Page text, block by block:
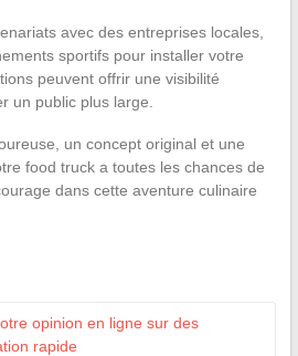
avec des entreprises locales,
sportifs pour installer votre
peuvent offrir une visibilité
un public plus large.
un concept original et une
food truck a toutes les chances de
dans cette aventure culinaire
opinion en ligne sur des
rapide